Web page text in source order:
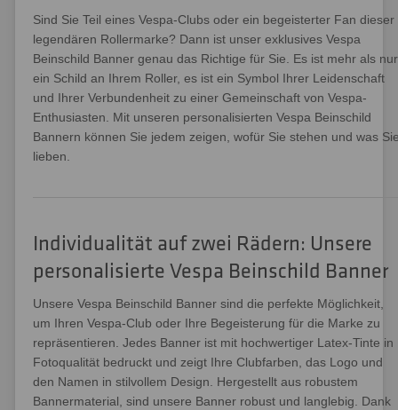
Sind Sie Teil eines Vespa-Clubs oder ein begeisterter Fan dieser
legendären Rollermarke? Dann ist unser exklusives Vespa
Beinschild Banner genau das Richtige für Sie. Es ist mehr als nur
ein Schild an Ihrem Roller, es ist ein Symbol Ihrer Leidenschaft
und Ihrer Verbundenheit zu einer Gemeinschaft von Vespa-
Enthusiasten. Mit unseren personalisierten Vespa Beinschild
Bannern können Sie jedem zeigen, wofür Sie stehen und was
lieben.
Individualität auf zwei Rädern: Unsere
personalisierte Vespa Beinschild Banner
Unsere Vespa Beinschild Banner sind die perfekte Möglichkeit,
um Ihren Vespa-Club oder Ihre Begeisterung für die Marke zu
repräsentieren. Jedes Banner ist mit hochwertiger Latex-Tinte in
Fotoqualität bedruckt und zeigt Ihre Clubfarben, das Logo und
den Namen in stilvollem Design. Hergestellt aus robustem
Bannermaterial, sind unsere Banner robust und langlebig. Dank